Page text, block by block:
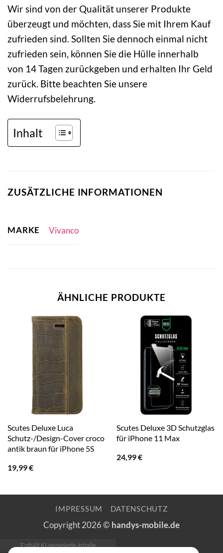
Wir sind von der Qualität unserer Produkte
überzeugt und möchten, dass Sie mit Ihrem Kauf
zufrieden sind. Sollten Sie dennoch einmal nicht
zufrieden sein, können Sie die Hülle innerhalb
von 14 Tagen zurückgeben und erhalten Ihr Geld
zurück. Bitte beachten Sie unsere
Widerrufsbelehrung.
Inhalt
ZUSÄTZLICHE INFORMATIONEN
MARKE Vivanco
ÄHNLICHE PRODUKTE
Scutes Deluxe Luca
Schutz-/Design-Cover croco
antik braun für iPhone 5S
19,99€
Scutes Deluxe 3D Schutzglas
für iPhone 11 Max
24,99€
IMPRESSUM DATENSCHUTZ
Copyright 2026 © handys-mobile.de